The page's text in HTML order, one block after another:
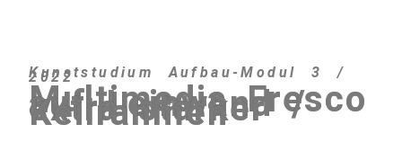
Kunststudium Aufbau-Modul 3 /
2022
Multimedia Fresco
auf Leinwand /
extra starker
Keilrahmen